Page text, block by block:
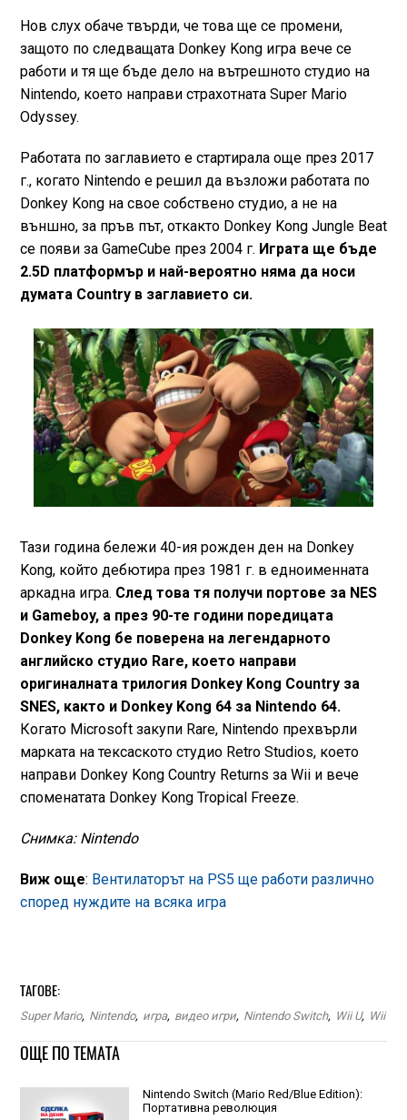
Нов слух обаче твърди, че това ще се промени,
защото по следващата Donkey Kong игра вече се
работи и тя ще бъде дело на вътрешното студио на
Nintendo, което направи страхотната Super Mario
Odyssey.
Работата по заглавието е стартирала още през 2017
г., когато Nintendo e решил да възложи работата по
Donkey Kong на свое собствено студио, а не на
външно, за пръв път, откакто Donkey Kong Jungle Beat
се появи за GameCube през 2004 г. Играта ще бъде
2.5D платформър и най-вероятно няма да носи
думата Country в заглавието си.
Тази година бележи 40-ия рожден ден на Donkey
Kong, който дебютира през 1981 г. в едноименната
аркадна игра. След това тя получи портове за NES
и Gameboy, а през 90-те години поредицата
Donkey Kong бе поверена на легендарното
английско студио Rare, което направи
оригиналната трилогия Donkey Kong Country за
SNES, както и Donkey Kong 64 за Nintendo 64.
Когато Microsoft закупи Rare, Nintendo прехвърли
марката на тексаското студио Retro Studios, което
направи Donkey Kong Country Returns за Wii и вече
споменатата Donkey Kong Tropical Freeze.
Снимка: Nintendo
Виж още: Вентилаторът на PS5 ще работи различно
според нуждите на всяка игра
ТАГОВЕ:
Super Mario, Nintendo, игра, видео игри, Nintendo Switch, Wii U, Wii
ОЩЕ ПО ТЕМАТА
Nintendo Switch (Mario Red/Blue Edition):
Портативна революция